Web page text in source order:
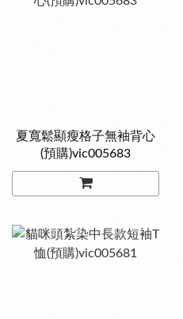
夏寬鬆顯瘦格子無袖背心
(預購)vic005683